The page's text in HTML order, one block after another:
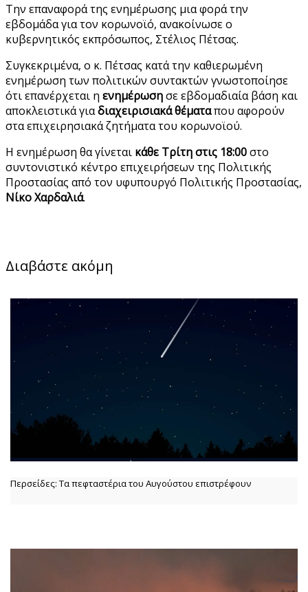
Την επαναφορά της ενημέρωσης μια φορά την
εβδομάδα για τον κορωνοϊό, ανακοίνωσε ο
κυβερνητικός εκπρόσωπος, Στέλιος Πέτσας.
Συγκεκριμένα, ο κ. Πέτσας κατά την καθιερωμένη
ενημέρωση των πολιτικών συντακτών γνωστοποίησε
ότι επανέρχεται η ενημέρωσησε εβδομαδιαία βάση και
αποκλειστικά γιαδιαχειρισιακά θέματαπου αφορούν
στα επιχειρησιακά ζητήματα του κορωνοϊού.
Η ενημέρωση θα γίνεται κάθε Τρίτηστις 18:00στο
συντονιστικό κέντρο επιχειρήσεων της Πολιτικής
Προστασίας από τον υφυπουργό Πολιτικής Προστασίας,
Νίκο Χαρδαλιά.
Διαβάστε ακόμη
Περσείδες: Τα πεφταστέρια του Αυγούστου επιστρέφουν